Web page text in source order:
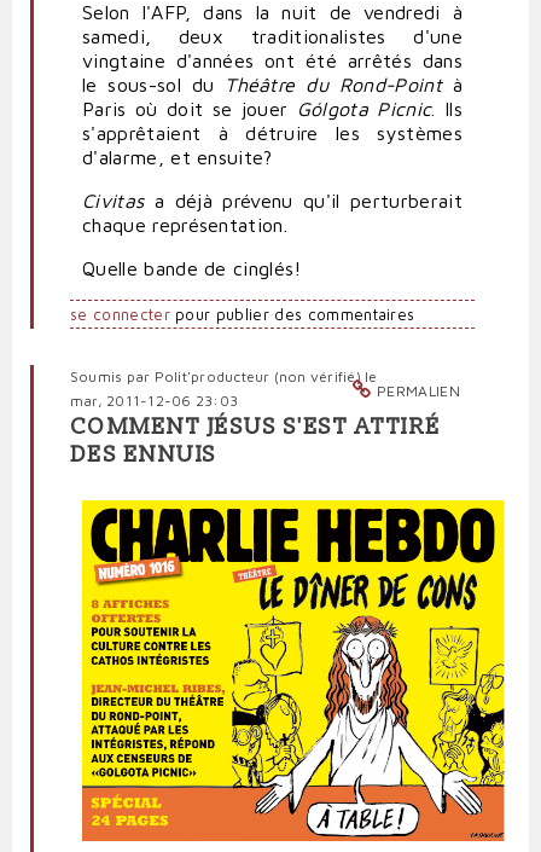
Selon l'AFP, dans la nuit de vendredi à
samedi, deux traditionalistes d'une
vingtaine d'années ont été arrêtés dans
le sous-sol du Théâtre du Rond-Pointà
Paris où doit se jouer
Gólgota Picnic. Ils
s'apprêtaient à détruire les systèmes
d'alarme, et ensuite?
Civitasa déjà prévenu qu'il perturberait
chaque représentation.
Quelle bande de cinglés!
se connecterpour publier des commentaires
PERMALIEN
Soumis par Polit'producteur (non vérifié)le
mar, 2011-12-06 23:03
COMMENT JÉSUS S'EST ATTIRÉ
DES ENNUIS